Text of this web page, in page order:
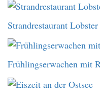
Strandrestaurant
Frühlingserwachen mit